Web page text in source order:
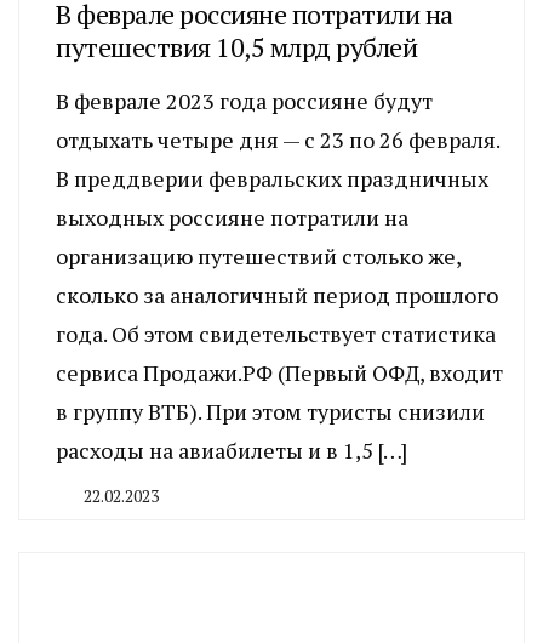
В феврале россияне потратили на
путешествия 10,5 млрд рублей
В феврале 2023 года россияне будут
отдыхать четыре дня — с 23 по 26 февраля.
В преддверии февральских праздничных
выходных россияне потратили на
организацию путешествий столько же,
сколько за аналогичный период прошлого
года. Об этом свидетельствует статистика
сервиса Продажи.РФ (Первый ОФД, входит
в группу ВТБ). При этом туристы снизили
расходы на авиабилеты и в 1,5 […]
22.02.2023